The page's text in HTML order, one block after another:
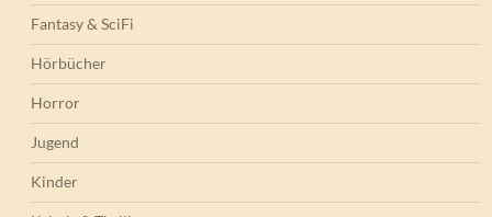
Fantasy & SciFi
Hörbücher
Horror
Jugend
Kinder